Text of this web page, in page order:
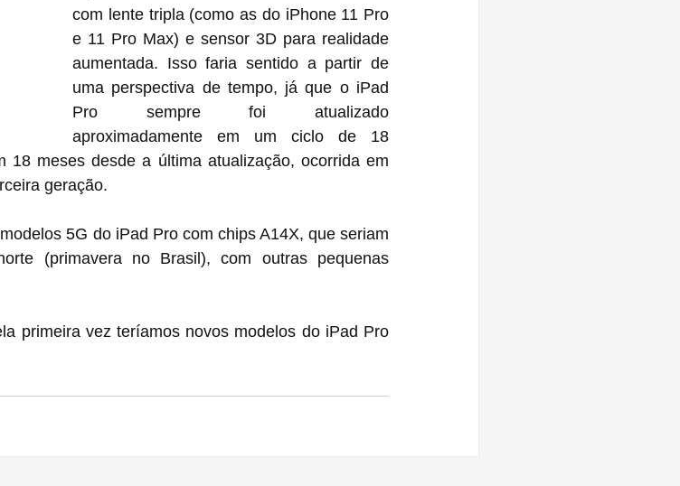
com lente tripla (como as do iPhone 11 Pro
e 11 Pro Max) e sensor 3D para realidade
aumentada. Isso faria sentido a partir de
uma perspectiva de tempo, já que o iPad
Pro sempre foi atualizado
aproximadamente em um ciclo de 18
18 meses desde a última atualização, ocorrida em
geração.
5G do iPad Pro com chips A14X, que seriam
(primavera no Brasil), com outras pequenas
primeira vez teríamos novos modelos do iPad Pro